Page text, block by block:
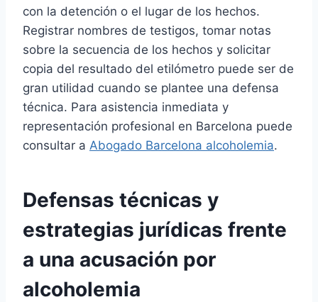
con la detención o el lugar de los hechos.
Registrar nombres de testigos, tomar notas
sobre la secuencia de los hechos y solicitar
copia del resultado del etilómetro puede ser de
gran utilidad cuando se plantee una defensa
técnica. Para asistencia inmediata y
representación profesional en Barcelona puede
consultar a Abogado Barcelona alcoholemia.
Defensas técnicas y
estrategias jurídicas frente
a una acusación por
alcoholemia